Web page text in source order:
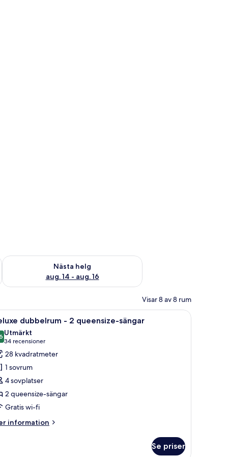
aug. 7 - aug. 9
Nästa helg
aug. 14 - aug. 16
Kontrollera tillgängligheten för nästa helg aug. 14 - aug. 16
Visar 8 av 8 rum
ett skrivbord med en stol, en platt-TV och en väggpanel i trä som ger
Ett hotellrum med två sängar, ett skrivbord
5 dubbelrum - 2 queensize-sängar
av 10
Utmärkt
34 recensioner
(34 recensioner)
28 kvadratmeter
1 sovrum
4 sovplatser
2 queensize-sängar
Gratis wi-fi
information
Se priser